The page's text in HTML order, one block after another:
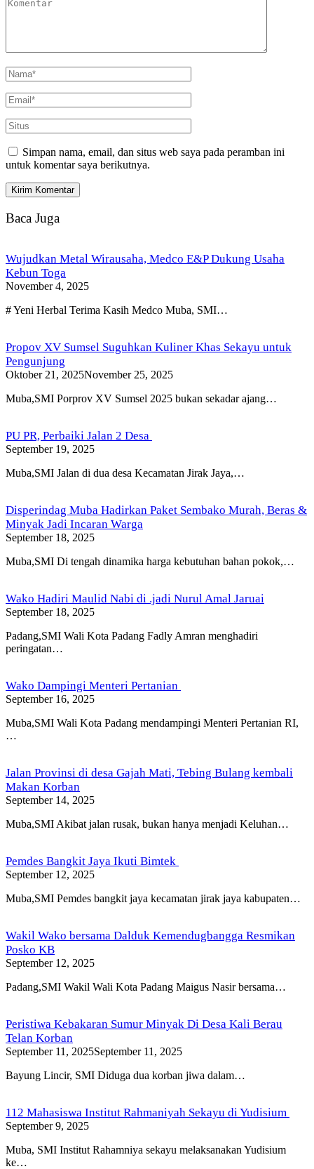
Simpan nama, email, dan situs web saya pada peramban ini
untuk komentar saya berikutnya.
Baca Juga
Wujudkan Metal Wirausaha, Medco E&P Dukung Usaha
Kebun Toga
November 4, 2025
# Yeni Herbal Terima Kasih Medco Muba, SMI…
Propov XV Sumsel Suguhkan Kuliner Khas Sekayu untuk
Pengunjung
Oktober 21, 2025November 25, 2025
Muba,SMI Porprov XV Sumsel 2025 bukan sekadar ajang…
PU PR, Perbaiki Jalan 2 Desa
September 19, 2025
Muba,SMI Jalan di dua desa Kecamatan Jirak Jaya,…
Disperindag Muba Hadirkan Paket Sembako Murah, Beras &
Minyak Jadi Incaran Warga
September 18, 2025
Muba,SMI Di tengah dinamika harga kebutuhan bahan pokok,…
Wako Hadiri Maulid Nabi di .jadi Nurul Amal Jaruai
September 18, 2025
Padang,SMI Wali Kota Padang Fadly Amran menghadiri
peringatan…
Wako Dampingi Menteri Pertanian
September 16, 2025
Muba,SMI Wali Kota Padang mendampingi Menteri Pertanian RI,
…
Jalan Provinsi di desa Gajah Mati, Tebing Bulang kembali
Makan Korban
September 14, 2025
Muba,SMI Akibat jalan rusak, bukan hanya menjadi Keluhan…
Pemdes Bangkit Jaya Ikuti Bimtek
September 12, 2025
Muba,SMI Pemdes bangkit jaya kecamatan jirak jaya kabupaten…
Wakil Wako bersama Dalduk Kemendugbangga Resmikan
Posko KB
September 12, 2025
Padang,SMI Wakil Wali Kota Padang Maigus Nasir bersama…
Peristiwa Kebakaran Sumur Minyak Di Desa Kali Berau
Telan Korban
September 11, 2025September 11, 2025
Bayung Lincir, SMI Diduga dua korban jiwa dalam…
112 Mahasiswa Institut Rahmaniyah Sekayu di Yudisium
September 9, 2025
Muba, SMI Institut Rahamniya sekayu melaksanakan Yudisium
ke…